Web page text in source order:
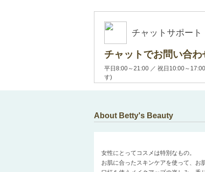
チャットサポート
チャットでお問い合わ
平日8:00～21:00 ／ 祝日10:00～
す)
About Betty's Beauty
女性にとってコスメは特別なもの。
お肌に合ったスキンケアを使って、お